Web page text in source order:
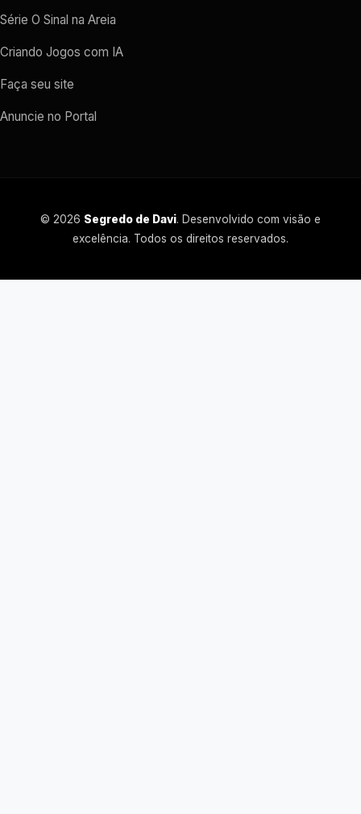
Série O Sinal na Areia
Criando Jogos com IA
Faça seu site
Anuncie no Portal
© 2026 Segredo de Davi. Desenvolvido com visão e
excelência. Todos os direitos reservados.